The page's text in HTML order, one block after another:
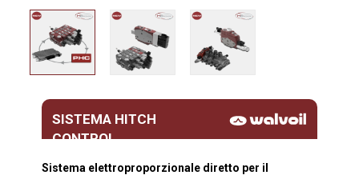
SISTEMA HITCH
CONTROL
Sistema elettroproporzionale diretto per il